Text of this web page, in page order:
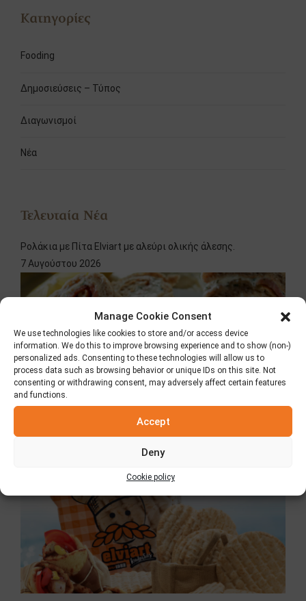
Manage Cookie Consent
We use technologies like cookies to store and/or access device
information. We do this to improve browsing experience and to show (non-)
personalized ads. Consenting to these technologies will allow us to
process data such as browsing behavior or unique IDs on this site. Not
consenting or withdrawing consent, may adversely affect certain features
and functions.
Accept
Deny
Cookie policy
Κατηγορίες
Fooding
Δημοσιεύσεις – Τύπος
Διαγωνισμοί
Νέα
Τελευταία Νέα
Ρολάκια με Πίτα Elviart με αλεύρι ολικής άλεσης.
7 Αυγούστου 2026
Κλασική Πίτα Elviart